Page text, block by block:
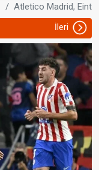
Atletico Madrid,
İleri